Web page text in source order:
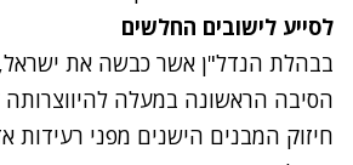
לסייע לישובים החלשים
בבהלת הנדל"ן אשר כבשה את ישראל,
חיזוק המבנים הישנים מפני רעידות